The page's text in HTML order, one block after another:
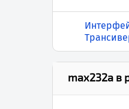
max232a в